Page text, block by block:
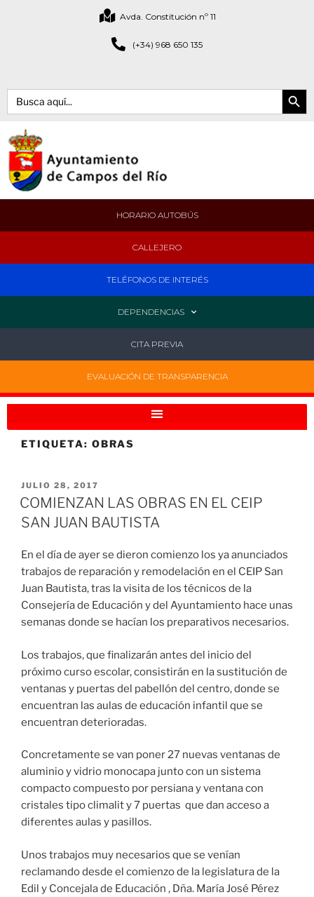
Avda. Constitución nº 11
(+34) 968 650 135
Buscar: Botón de
HORARIO AUTOBÚS
CALLEJERO
TELÉFONOS DE INTERÉS
DEPENDENCIAS
CITA PREVIA
EVALUACIÓN DE TRANSPARENCIA
ETIQUETA: OBRAS
JULIO 28, 2017
COMIENZAN LAS OBRAS EN EL CEIP
SAN JUAN BAUTISTA
En el día de ayer se dieron comienzo los ya anunciados
trabajos de reparación y remodelación en el CEIP San
Juan Bautista, tras la visita de los técnicos de la
Consejería de Educación y del Ayuntamiento hace unas
semanas donde se hacían los preparativos necesarios.
Los trabajos, que finalizarán antes del inicio del
próximo curso escolar, consistirán en la sustitución de
ventanas y puertas del pabellón del centro, donde se
encuentran las aulas de educación infantil que se
encuentran deterioradas.
Concretamente se van poner 27 nuevas ventanas de
aluminio y vidrio monocapa junto con un sistema
compacto compuesto por persiana y ventana con
cristales tipo climalit y 7 puertas que dan acceso a
diferentes aulas y pasillos.
Unos trabajos muy necesarios que se venían
reclamando desde el comienzo de la legislatura de la
Edil y Concejala de Educación , Dña. María José Pérez